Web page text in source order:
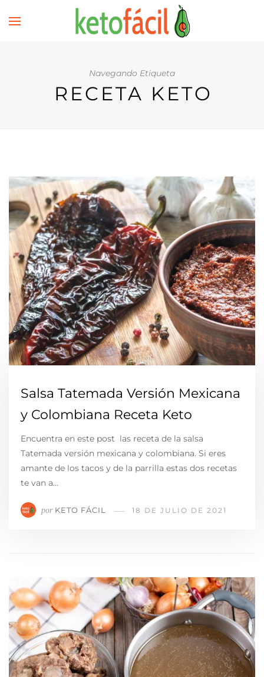
Navegando Etiqueta
RECETA KETO
Salsa Tatemada Versión Mexicana
y Colombiana Receta Keto
Encuentra en este post las receta de la salsa
Tatemada versión mexicana y colombiana. Si eres
amante de los tacos y de la parrilla estas dos recetas
te van a…
por KETO FÁCIL 18 DE JULIO DE 2021